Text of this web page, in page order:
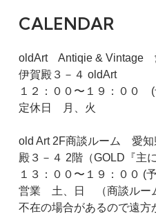
CALENDAR
oldArt Antiqie & Vintage
伊賀殿３－４ oldArt
１２：００〜１９：００ (
定休日 月、火
old Art 2F商談ルーム 愛知
殿３－４ 2階（GOLD『主
１３：００〜１９：００ (
営業 土、日 （商談ルー
不在の場合があるので遠方